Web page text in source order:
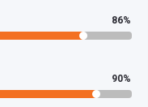
86%
90%